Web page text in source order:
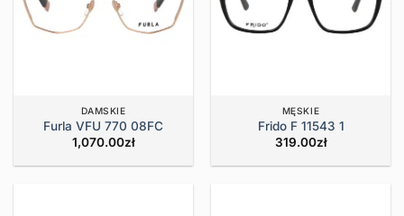
DAMSKIE
Furla VFU 770 08FC
1,070.00zł
MĘSKIE
Frido F 11543 1
319.00zł